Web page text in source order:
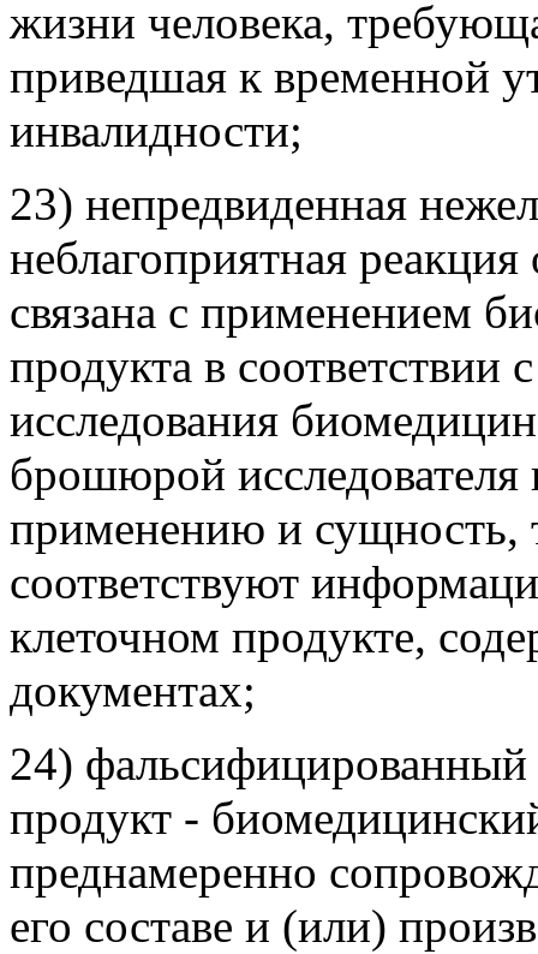
жизни человека,
приведшая к временной
инвалидности;
23) непредвиденная
неблагоприятная реакция
связана с применением
продукта в соответствии
исследования
брошюрой исследователя
применению и сущность,
соответствуют
клеточном продукте,
документах;
24)
продукт -
преднамеренно
его составе и (или)